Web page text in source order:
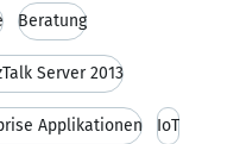
Beratung
Server 2013
Applikationen IoT